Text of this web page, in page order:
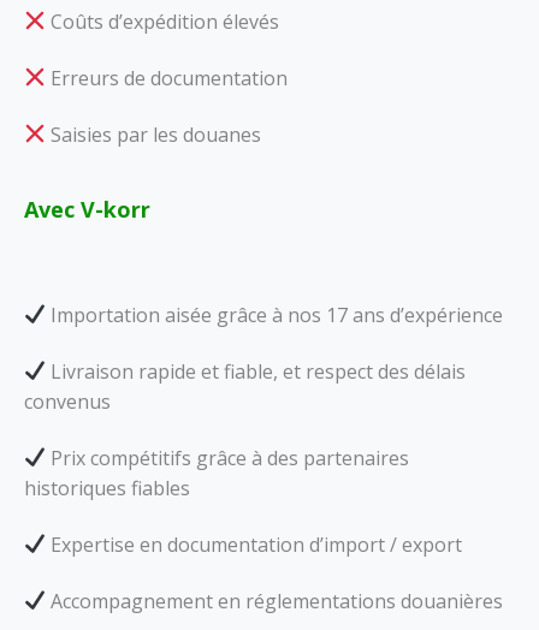
Coûts d’expédition élevés
Erreurs de documentation
Saisies par les douanes
Avec V-korr
Importation aisée grâce à nos 17 ans d’expérience
Livraison rapide et fiable, et respect des délais
convenus
Prix compétitifs grâce à des partenaires
historiques fiables
Expertise en documentation d’import / export
Accompagnement en réglementations douanières